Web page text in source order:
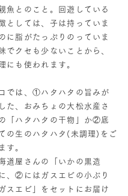
魚とのこと。回遊している
としては、子は持っていま
に脂がたっぷりのっていま
でクセも少ないことから、
にも使われます。
では、①ハタハタの旨みが
た、おみちょの大松水産さ
「ハタハタの干物」か②底
の生のハタハタ(未調理)をご
す。
道屋さんの「いかの黒造
、②にはガスエビの小ぶり
スエビ」をセットにお届け